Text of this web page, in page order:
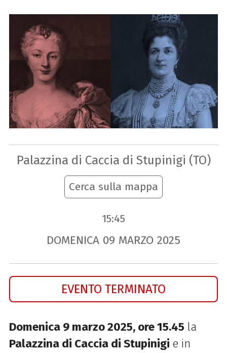
Palazzina di Caccia di Stupinigi (TO)
Cerca sulla mappa
15:45
DOMENICA 09 MARZO 2025
EVENTO TERMINATO
Domenica 9 marzo 2025, ore 15.45 la
Palazzina di Caccia di Stupinigi e in